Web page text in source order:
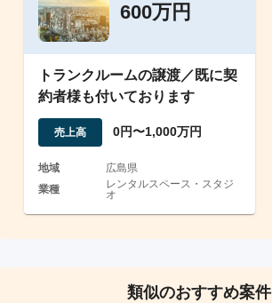
600万円
トランクルームの譲渡／既に契
約者様も付いております
売上高 0円〜1,000万円
地域
広島県
業種
レンタルスペース・スタジ
オ
類似のおすすめ案件